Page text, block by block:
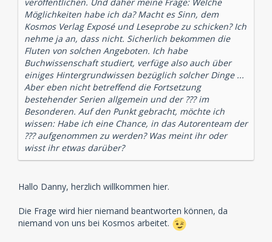
Möglichkeiten habe ich da? Macht es Sinn, dem
Kosmos Verlag Exposé und Leseprobe zu schicken? Ich
nehme ja an, dass nicht. Sicherlich bekommen die
Fluten von solchen Angeboten. Ich habe
Buchwissenschaft studiert, verfüge also auch über
einiges Hintergrundwissen bezüglich solcher Dinge ...
Aber eben nicht betreffend die Fortsetzung
bestehender Serien allgemein und der ??? im
Besonderen. Auf den Punkt gebracht, möchte ich
wissen: Habe ich eine Chance, in das Autorenteam der
??? aufgenommen zu werden? Was meint ihr oder
wisst ihr etwas darüber?
Hallo Danny, herzlich willkommen hier.
Die Frage wird hier niemand beantworten können, da
niemand von uns bei Kosmos arbeitet.